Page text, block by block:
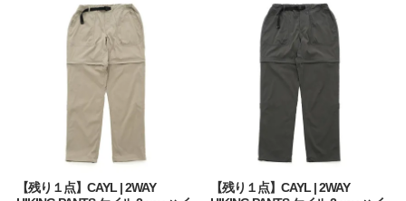
【残り１点】CAYL | 2WAY
【残り１点】CAYL | 2WAY